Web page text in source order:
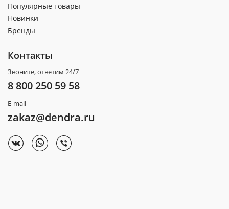
Популярные товары
Новинки
Бренды
Контакты
Звоните, ответим 24/7
8 800 250 59 58
E-mail
zakaz@dendra.ru